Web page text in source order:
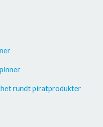
rundt piratprodukter